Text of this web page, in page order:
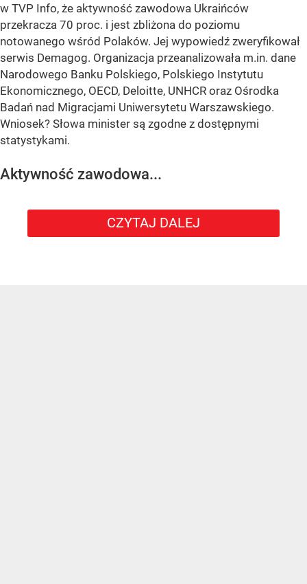
w TVP Info, że aktywność zawodowa Ukraińców
przekracza 70 proc. i jest zbliżona do poziomu
notowanego wśród Polaków. Jej wypowiedź zweryfikował
serwis Demagog. Organizacja przeanalizowała m.in. dane
Narodowego Banku Polskiego, Polskiego Instytutu
Ekonomicznego, OECD, Deloitte, UNHCR oraz Ośrodka
Badań nad Migracjami Uniwersytetu Warszawskiego.
Wniosek? Słowa minister są zgodne z dostępnymi
statystykami.
Aktywność zawodowa...
CZYTAJ DALEJ